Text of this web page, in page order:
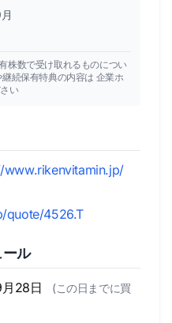
株数で受け取れるものについ
続保有特典の内容は 企業ホ
い
www.rikenvitamin.jp/
quote/4526.T
ル
28日
(この日までに買